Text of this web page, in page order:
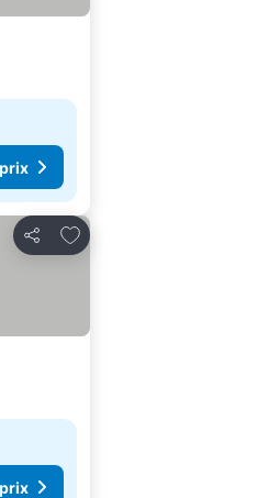
Partager
Ajouter à mes favoris